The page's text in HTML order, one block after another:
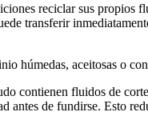
reciclar sus propios
transferir
húmedas, aceitosas o
contienen fluidos de
antes de fundirse. Esto